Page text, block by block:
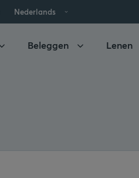
Nederlands
Beleggen Lenen